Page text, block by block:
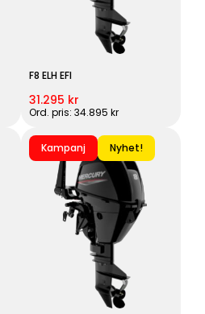
F8 ELH EFI
31.295 kr
Ord. pris: 34.895 kr
Kampanj Nyhet!